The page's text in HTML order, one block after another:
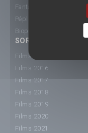
Fantastique
Péplum
Biopic
SORTIE CINÉ
Films 2015
Films 2016
Films 2017
Films 2018
Films 2019
Films 2020
Films 2021